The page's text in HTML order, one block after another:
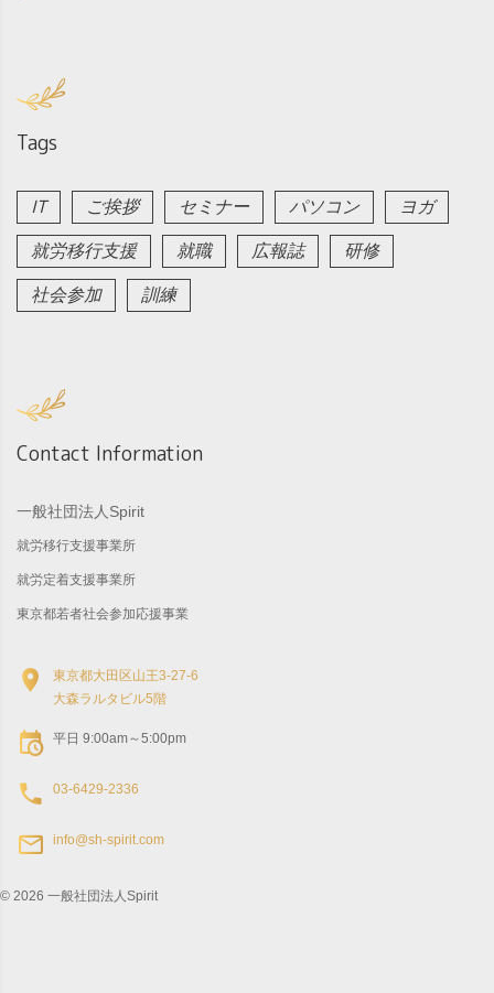
Tags
IT ご挨拶 セミナー パソコン
ヨガ
就労移行支援
就職 広報誌
研修
社会参加
訓練
Contact Information
一般社団法人Spirit
就労移行支援事業所
就労定着支援事業所
東京都若者社会参加応援事業
東京都大田区山王3-27-6
大森ラルタビル5階
平日 9:00am～5:00pm
03-6429-2336
info@sh-spirit.com
© 2026 一般社団法人Spirit